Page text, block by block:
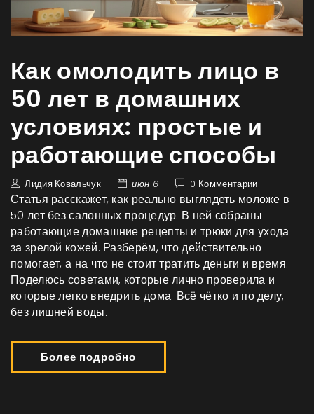
Как омолодить лицо в
50 лет в домашних
условиях: простые и
работающие способы
Лидия Ковальчук июн 6 0 Комментарии
Статья расскажет, как реально выглядеть моложе в
50 лет без салонных процедур. В ней собраны
работающие домашние рецепты и трюки для ухода
за зрелой кожей. Разберём, что действительно
помогает, а на что не стоит тратить деньги и время.
Поделюсь советами, которые лично проверила и
которые легко внедрить дома. Всё чётко и по делу,
без лишней воды.
Более подробно